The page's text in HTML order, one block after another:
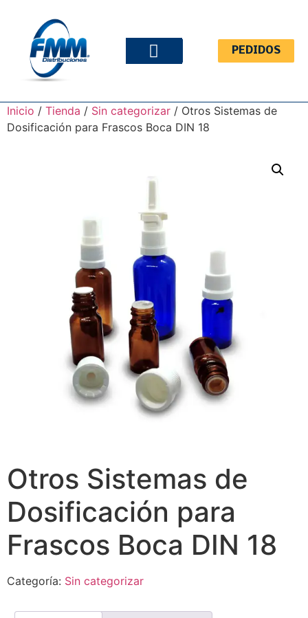
PEDIDOS
Inicio / Tienda / Sin categorizar / Otros Sistemas de
Dosificación para Frascos Boca DIN 18
Otros Sistemas de
Dosificación para
Frascos Boca DIN 18
Categoría: Sin categorizar